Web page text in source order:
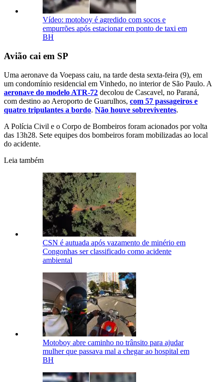
Vídeo: motoboy é agredido com socos e
empurrões após estacionar em ponto de taxi em
BH
Avião cai em SP
Uma aeronave da Voepass caiu, na tarde desta sexta-feira (9), em
um condomínio residencial em Vinhedo, no interior de São Paulo. A
aeronave do modelo ATR-72 decolou de Cascavel, no Paraná,
com destino ao Aeroporto de Guarulhos, com 57 passageiros e
quatro tripulantes a bordo. Não houve sobreviventes.
A Polícia Civil e o Corpo de Bombeiros foram acionados por volta
das 13h28. Sete equipes dos bombeiros foram mobilizadas ao local
do acidente.
Leia também
CSN é autuada após vazamento de minério em
Congonhas ser classificado como acidente
ambiental
Motoboy abre caminho no trânsito para ajudar
mulher que passava mal a chegar ao hospital em
BH